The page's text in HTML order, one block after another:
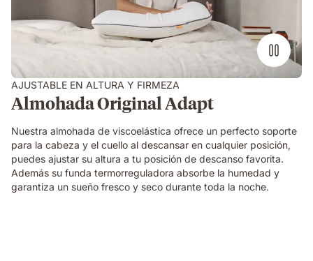
de
una
cama
AJUSTABLE EN ALTURA Y FIRMEZA
Almohada Original Adapt
Nuestra almohada de viscoelástica ofrece un perfecto soporte
para la cabeza y el cuello al descansar en cualquier posición,
puedes ajustar su altura a tu posición de descanso favorita.
Además su funda termorreguladora absorbe la humedad y
garantiza un sueño fresco y seco durante toda la noche.